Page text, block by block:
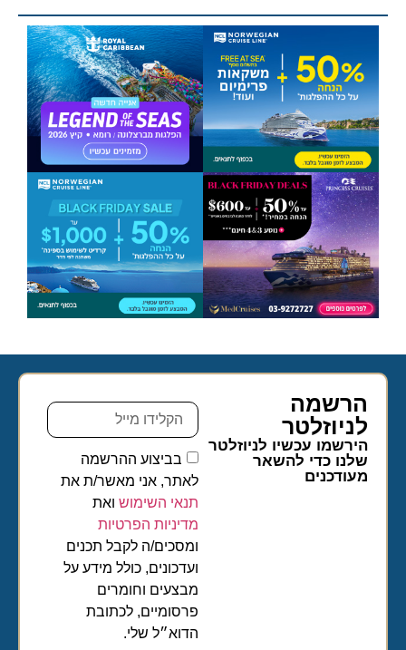
הרשמה
לניוזלטר​
הירשמו עכשיו לניוזלטר
שלנו כדי להשאר
מעודכנים
בביצוע ההרשמה
לאתר, אני מאשר/ת את
תנאי השימושואת
מדיניות הפרטיות
ומסכים/ה לקבל תכנים
ועדכונים, כולל מידע על
מבצעים וחומרים
פרסומיים, לכתובת
הדוא״ל שלי.